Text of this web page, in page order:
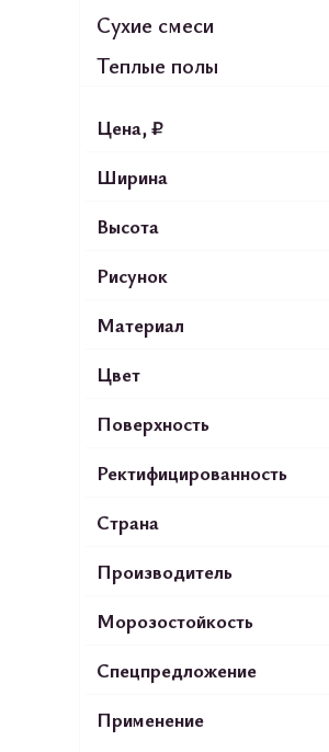
Сухие смеси
Теплые полы
Цена, ₽
Ширина
Высота
Рисунок
Материал
Цвет
Поверхность
Ректифицированность
Страна
Производитель
Морозостойкость
Спецпредложение
Применение